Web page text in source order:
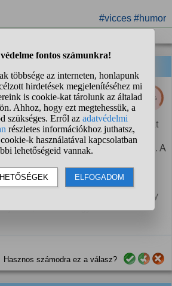
#vicces #humor
35%
ne dobáljuk már oda
rajongói túlzás, ami
nélkül elmenni. Bár
kraft és tényleg tudja hozni azt
a legidegesítőbb dolgokat is
azért maradjunk a realitás talaján. A
ügyesen lavírozik a humoros
de néha érződik rajtuk a
rossz amit csinál, sőt a stílusa
de szerintem inkább csak egy
mintsem egy korszakalkotó
Hasznos számodra ez a válasz?